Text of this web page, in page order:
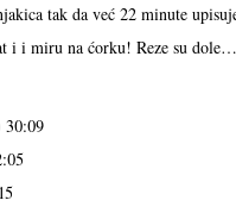
tak da već 22 minute
i i miru na ćorku! Reze su dole…